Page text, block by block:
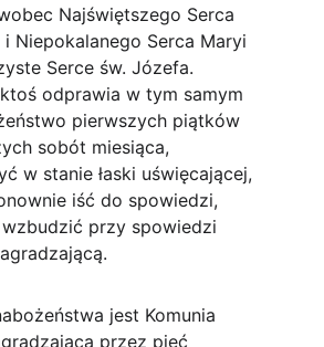
Najświętszego Serca
i Niepokalanego Serca Maryi
Serce św. Józefa.
odprawia w tym samym
pierwszych piątków
sobót miesiąca,
w stanie łaski uświęcającej,
iść do spowiedzi,
przy spowiedzi
jest Komunia
przez pięć